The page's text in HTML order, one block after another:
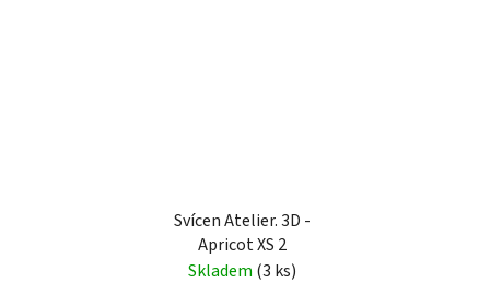
Svícen Atelier. 3D -
Apricot XS 2
Skladem (3 ks)